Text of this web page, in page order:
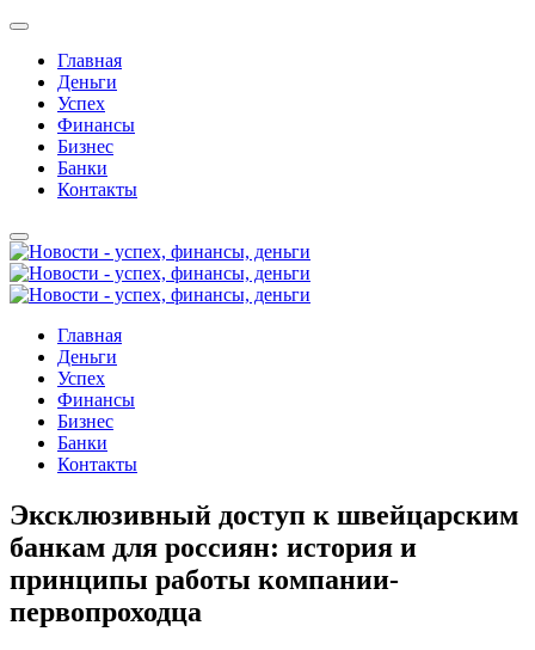
Главная
Деньги
Успех
Финансы
Бизнес
Банки
Контакты
Главная
Деньги
Успех
Финансы
Бизнес
Банки
Контакты
Эксклюзивный доступ к швейцарским
банкам для россиян: история и
принципы работы компании-
первопроходца